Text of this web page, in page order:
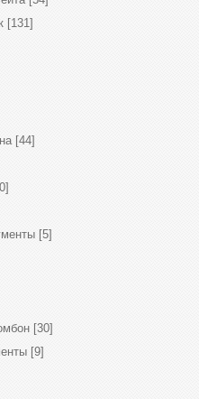
[131]
[44]
[5]
[30]
[9]